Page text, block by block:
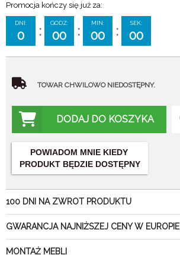
Promocja kończy się już za:
DNI:
0 :
GODZ:
00 :
MIN:
00 :
SEK:
00
TOWAR CHWILOWO NIEDOSTĘPNY.
DODAJ DO KOSZYKA
POWIADOM MNIE KIEDY
PRODUKT BĘDZIE DOSTĘPNY
100 DNI NA ZWROT PRODUKTU
GWARANCJA NAJNIŻSZEJ CENY W EUROPIE
MONTAŻ MEBLI